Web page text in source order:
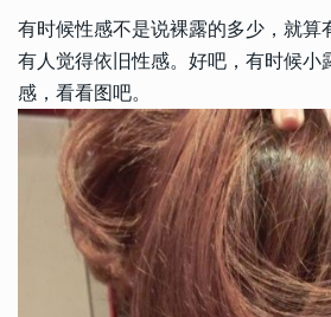
有时候性感不是说裸露的多少，就算
有人觉得依旧性感。好吧，有时候小
感，看看图吧。